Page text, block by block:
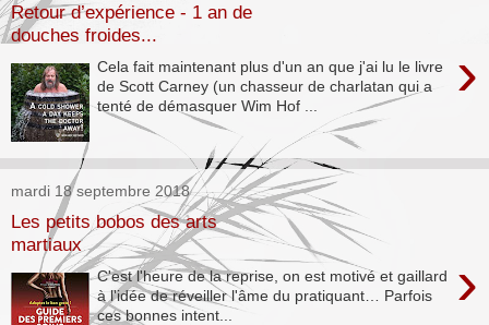
Retour d’expérience - 1 an de
douches froides...
›
Cela fait maintenant plus d'un an que j'ai lu le livre
de Scott Carney (un chasseur de charlatan qui a
tenté de démasquer Wim Hof ...
mardi 18 septembre 2018
Les petits bobos des arts
martiaux
›
C'est l'heure de la reprise, on est motivé et gaillard
à l'idée de réveiller l'âme du pratiquant… Parfois
ces bonnes intent...